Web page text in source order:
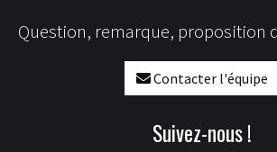
Question, remarque, proposition
Contacter l'équipe
Suivez-nous !